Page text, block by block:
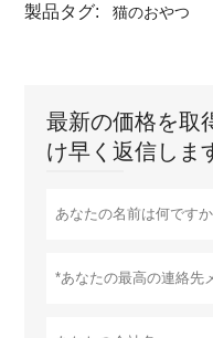
製品タグ: 猫のおやつ
最新の価格を取
け早く返信しま